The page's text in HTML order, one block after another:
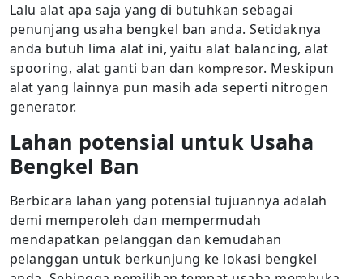
Lalu alat apa saja yang di butuhkan sebagai
penunjang usaha bengkel ban anda. Setidaknya
anda butuh lima alat ini, yaitu alat balancing, alat
spooring, alat ganti ban dan kompresor. Meskipun
alat yang lainnya pun masih ada seperti nitrogen
generator.
Lahan potensial untuk Usaha
Bengkel Ban
Berbicara lahan yang potensial tujuannya adalah
demi memperoleh dan mempermudah
mendapatkan pelanggan dan kemudahan
pelanggan untuk berkunjung ke lokasi bengkel